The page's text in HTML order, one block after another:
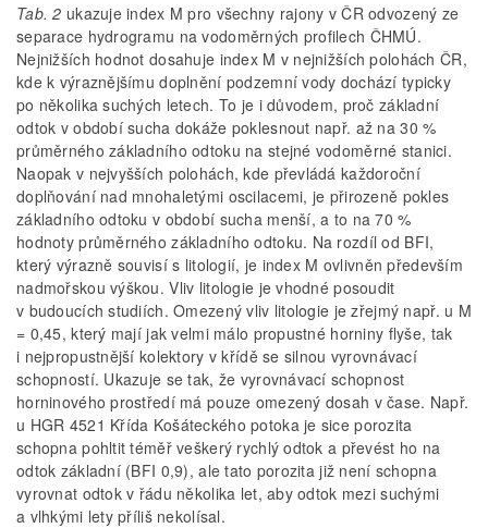
Tab. 2 ukazuje index M pro všechny rajony v ČR odvozený ze
separace hydrogramu na vodoměrných profilech ČHMÚ.
Nejnižších hodnot dosahuje index M v nejnižších polohách ČR,
kde k výraznějšímu doplnění podzemní vody dochází typicky
po několika suchých letech. To je i důvodem, proč základní
odtok v období sucha dokáže poklesnout např. až na 30 %
průměrného základního odtoku na stejné vodoměrné stanici.
Naopak v nejvyšších polohách, kde převládá každoroční
doplňování nad mnohaletými oscilacemi, je přirozeně pokles
základního odtoku v období sucha menší, a to na 70 %
hodnoty průměrného základního odtoku. Na rozdíl od BFI,
který výrazně souvisí s litologií, je index M ovlivněn především
nadmořskou výškou. Vliv litologie je vhodné posoudit
v budoucích studiích. Omezený vliv litologie je zřejmý např. u M
= 0,45, který mají jak velmi málo propustné horniny flyše, tak
i nejpropustnější kolektory v křídě se silnou vyrovnávací
schopností. Ukazuje se tak, že vyrovnávací schopnost
horninového prostředí má pouze omezený dosah v čase. Např.
u HGR 4521 Křída Košáteckého potoka je sice porozita
schopna pohltit téměř veškerý rychlý odtok a převést ho na
odtok základní (BFI 0,9), ale tato porozita již není schopna
vyrovnat odtok v řádu několika let, aby odtok mezi suchými
a vlhkými lety příliš nekolísal.